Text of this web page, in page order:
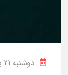
دوشنبه 21 بهمن 1398